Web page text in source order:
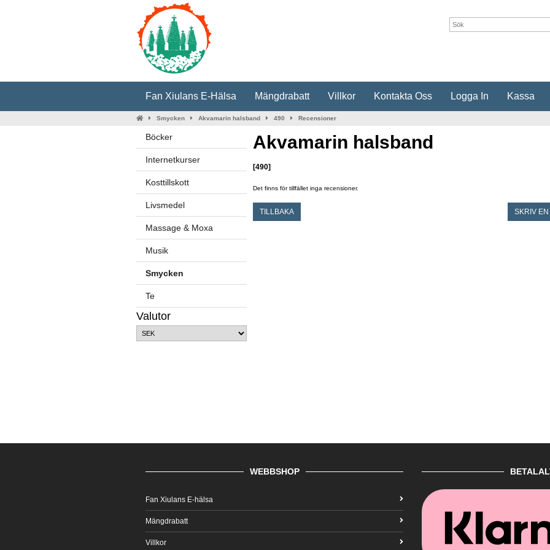
Fan Xiulans E-Hälsa Mängdrabatt Villkor Kontakta Oss Logga In Kassa
Smycken Akvamarin halsband 490 Recensioner
Böcker
Internetkurser
Kosttillskott
Livsmedel
Massage & Moxa
Musik
Smycken
Te
Valutor
Akvamarin halsband
[490]
Det finns för tillfället inga recensioner.
TILLBAKA SKRIV
WEBBSHOP
Fan Xiulans E-hälsa
Mängdrabatt
Villkor